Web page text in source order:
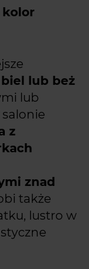
kolor
biel lub beż
lub
z
znad
także
lustro w